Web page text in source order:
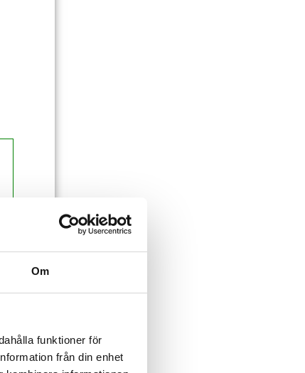
Om
funktioner för
från din enhet